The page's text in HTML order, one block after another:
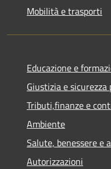
Mobilità e trasporti
Educazione e
Giustizia e sicurezza
Tributi,finanze e
Ambiente
Salute, benessere e
Autorizzazioni